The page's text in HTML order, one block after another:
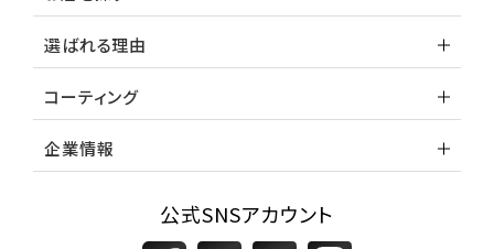
選ばれる理由
コーティング
企業情報
公式SNSアカウント